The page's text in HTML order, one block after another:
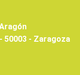
50003 - Zaragoza